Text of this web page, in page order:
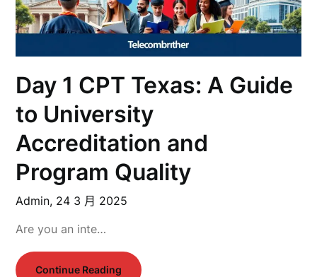
Day 1 CPT Texas: A Guide
to University
Accreditation and
Program Quality
Admin, 24 3 月 2025
Are you an inte…
Continue Reading